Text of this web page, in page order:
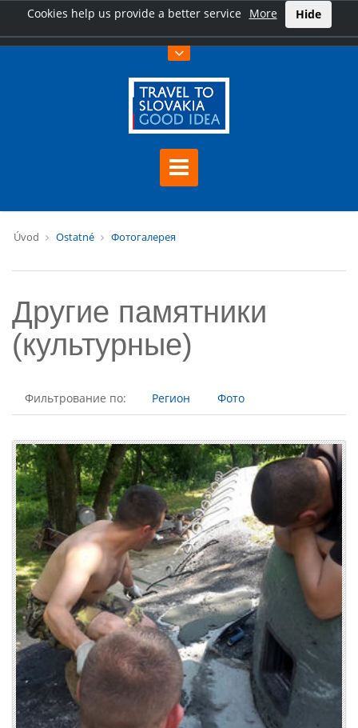
Cookies help us provide a better service More Hide
Úvod Ostatné Фотогалерея
Другие памятники
(культурные)
Фильтрование по: Регион Фото